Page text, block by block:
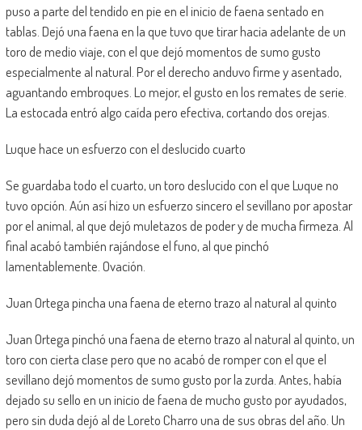
puso a parte del tendido en pie en el inicio de faena sentado en
tablas. Dejó una faena en la que tuvo que tirar hacia adelante de un
toro de medio viaje, con el que dejó momentos de sumo gusto
especialmente al natural. Por el derecho anduvo firme y asentado,
aguantando embroques. Lo mejor, el gusto en los remates de serie.
La estocada entró algo caída pero efectiva, cortando dos orejas.
Luque hace un esfuerzo con el deslucido cuarto
Se guardaba todo el cuarto, un toro deslucido con el que Luque no
tuvo opción. Aún así hizo un esfuerzo sincero el sevillano por apostar
por el animal, al que dejó muletazos de poder y de mucha firmeza. Al
final acabó también rajándose el funo, al que pinchó
lamentablemente. Ovación.
Juan Ortega pincha una faena de eterno trazo al natural al quinto
Juan Ortega pinchó una faena de eterno trazo al natural al quinto, un
toro con cierta clase pero que no acabó de romper con el que el
sevillano dejó momentos de sumo gusto por la zurda. Antes, había
dejado su sello en un inicio de faena de mucho gusto por ayudados,
pero sin duda dejó al de Loreto Charro una de sus obras del año. Un